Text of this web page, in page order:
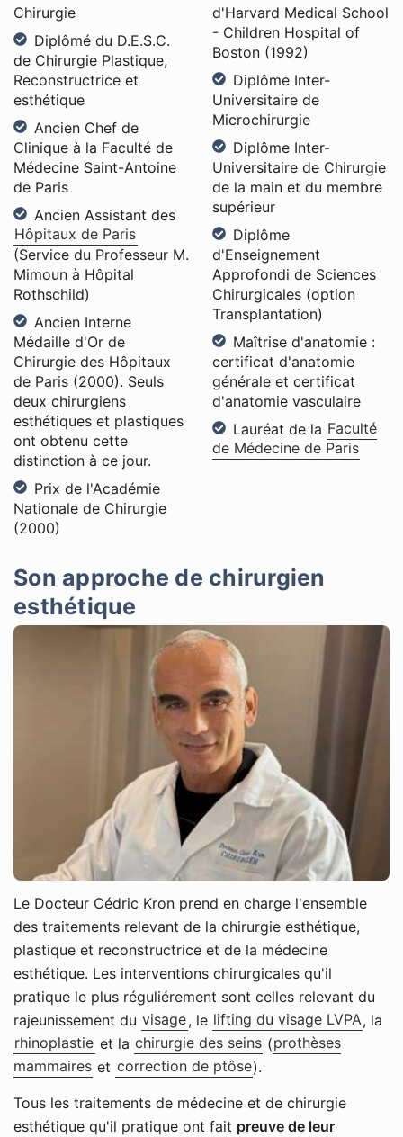
Chirurgie
Diplômé du D.E.S.C.
de Chirurgie Plastique,
Reconstructrice et
esthétique
Ancien Chef de
Clinique à la Faculté de
Médecine Saint-Antoine
de Paris
Ancien Assistant des
Hôpitaux de Paris
(Service du Professeur M.
Mimoun à Hôpital
Rothschild)
Ancien Interne
Médaille d'Or de
Chirurgie des Hôpitaux
de Paris (2000). Seuls
deux chirurgiens
esthétiques et plastiques
ont obtenu cette
distinction à ce jour.
Prix de l'Académie
Nationale de Chirurgie
(2000)
d'Harvard Medical School
- Children Hospital of
Boston (1992)
Diplôme Inter-
Universitaire de
Microchirurgie
Diplôme Inter-
Universitaire de Chirurgie
de la main et du membre
supérieur
Diplôme
d'Enseignement
Approfondi de Sciences
Chirurgicales (option
Transplantation)
Maîtrise d'anatomie :
certificat d'anatomie
générale et certificat
d'anatomie vasculaire
Lauréat de la Faculté
de Médecine de Paris
Son approche de chirurgien
esthétique
Le Docteur Cédric Kron prend en charge l'ensemble
des traitements relevant de la chirurgie esthétique,
plastique et reconstructrice et de la médecine
esthétique. Les interventions chirurgicales qu'il
pratique le plus réguliérement sont celles relevant du
rajeunissement du visage, le lifting du visage LVPA, la
rhinoplastie et la chirurgie des seins (prothèses
mammaires et correction de ptôse).
Tous les traitements de médecine et de chirurgie
esthétique qu'il pratique ont fait preuve de leur